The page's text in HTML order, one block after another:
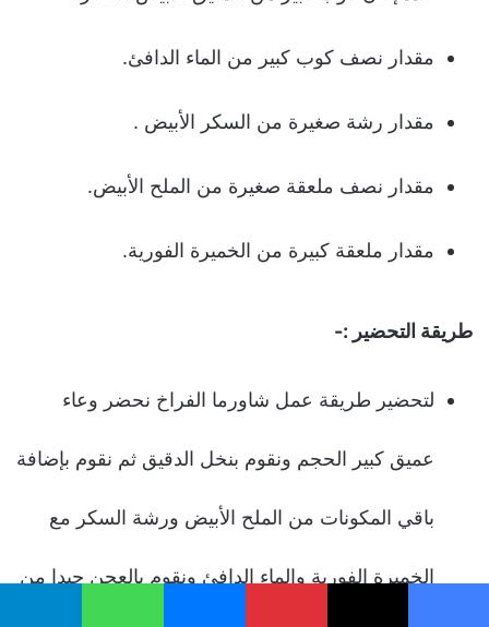
مقدار نصف كوب كبير من الماء الدافئ.
مقدار رشة صغيرة من السكر الأبيض .
مقدار نصف ملعقة صغيرة من الملح الأبيض.
مقدار ملعقة كبيرة من الخميرة الفورية.
طريقة التحضير :-
لتحضير طريقة عمل شاورما الفراخ نحضر وعاء
عميق كبير الحجم ونقوم بنخل الدقيق ثم نقوم بإضافة
باقي المكونات من الملح الأبيض ورشة السكر مع
الخميرة الفورية والماء الدافئ ونقوم بالعجن جيدا من